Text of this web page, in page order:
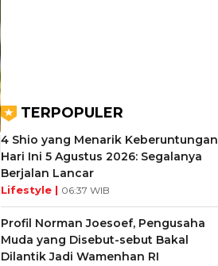
TERPOPULER
4 Shio yang Menarik Keberuntungan
Hari Ini 5 Agustus 2026: Segalanya
Berjalan Lancar
Lifestyle | 06:37 WIB
Profil Norman Joesoef, Pengusaha
Muda yang Disebut-sebut Bakal
Dilantik Jadi Wamenhan RI